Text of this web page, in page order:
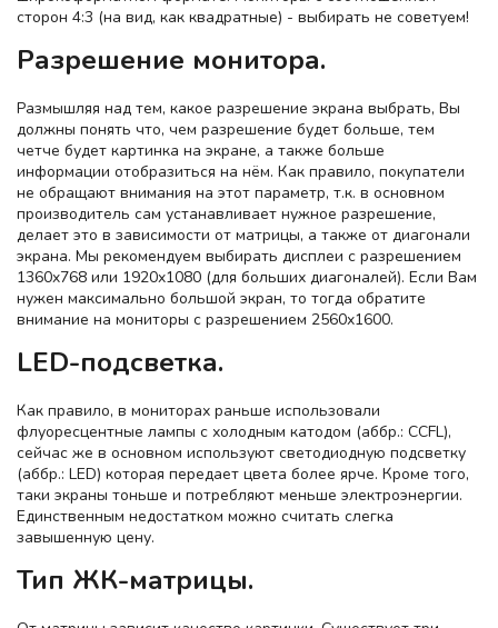
сторон 4:3 (на вид, как квадратные) - выбирать не советуем!
Разрешение монитора.
Размышляя над тем, какое разрешение экрана выбрать, Вы
должны понять что, чем разрешение будет больше, тем
четче будет картинка на экране, а также больше
информации отобразиться на нём. Как правило, покупатели
не обращают внимания на этот параметр, т.к. в основном
производитель сам устанавливает нужное разрешение,
делает это в зависимости от матрицы, а также от диагонали
экрана. Мы рекомендуем выбирать дисплеи с разрешением
1360x768 или 1920x1080 (для больших диагоналей). Если Вам
нужен максимально большой экран, то тогда обратите
внимание на мониторы с разрешением 2560x1600.
LED-подсветка.
Как правило, в мониторах раньше использовали
флуоресцентные лампы с холодным катодом (аббр.: CCFL),
сейчас же в основном используют светодиодную подсветку
(аббр.: LED) которая передает цвета более ярче. Кроме того,
таки экраны тоньше и потребляют меньше электроэнергии.
Единственным недостатком можно считать слегка
завышенную цену.
Тип ЖК-матрицы.